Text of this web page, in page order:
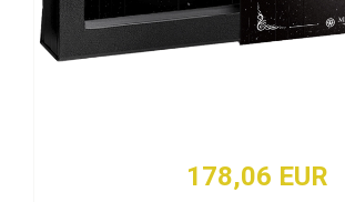
178,06 EUR